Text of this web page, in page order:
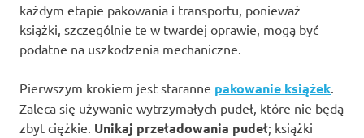
każdym etapie pakowania i transportu, ponieważ
książki, szczególnie te w twardej oprawie, mogą być
podatne na uszkodzenia mechaniczne.
Pierwszym krokiem jest staranne pakowanie książek
Zaleca się używanie wytrzymałych pudeł, które nie będą
zbyt ciężkie. Unikaj przeładowania pudeł; książki